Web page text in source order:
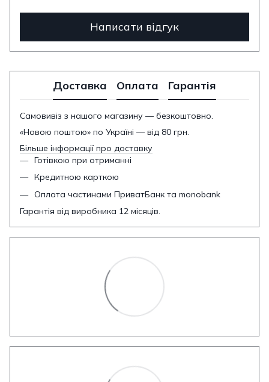
Написати відгук
Доставка Оплата Гарантія
Самовивіз з нашого магазину — безкоштовно.
«Новою поштою» по Україні — від 80 грн.
Більше інформації про доставку
Готівкою при отриманні
Кредитною карткою
Оплата частинами ПриватБанк та monobank
Гарантія від виробника 12 місяців.